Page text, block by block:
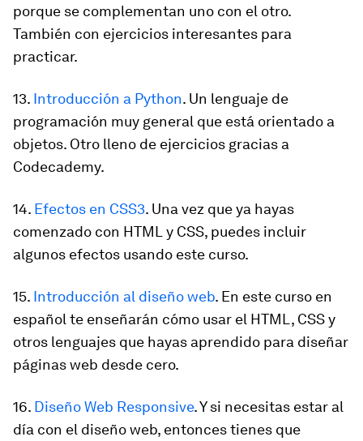
porque se complementan uno con el otro.
También con ejercicios interesantes para
practicar.
13. Introducción a Python. Un lenguaje de
programación muy general que está orientado a
objetos. Otro lleno de ejercicios gracias a
Codecademy.
14. Efectos en CSS3. Una vez que ya hayas
comenzado con HTML y CSS, puedes incluir
algunos efectos usando este curso.
15. Introducción al diseño web. En este curso en
español te enseñarán cómo usar el HTML, CSS y
otros lenguajes que hayas aprendido para diseñar
páginas web desde cero.
16. Diseño Web Responsive. Y si necesitas estar al
día con el diseño web, entonces tienes que